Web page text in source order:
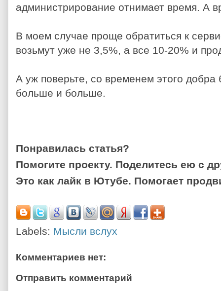
администрирование отнимает время. А
В моем случае проще обратиться к
возьмут уже не 3,5%, а все 10-20% и
А уж поверьте, со временем этого добра
больше и больше.
Понравилась статья?
Помогите проекту. Поделитесь ею с
Это как лайк в Ютубе. Помогает
Labels: Мысли вслух
Комментариев нет:
Отправить комментарий